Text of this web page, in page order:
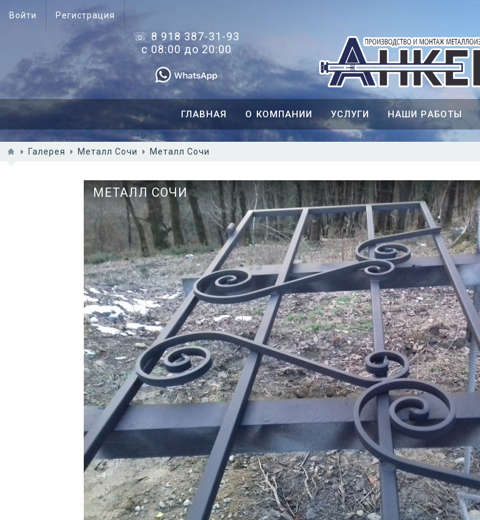
Войти Регистрация
☏ 8 918 387-31-93
с 08:00 до 20:00
ГЛАВНАЯ О КОМПАНИИ УСЛУГИ НАШИ РАБОТЫ
Галерея Металл Сочи Металл Сочи
МЕТАЛЛ СОЧИ